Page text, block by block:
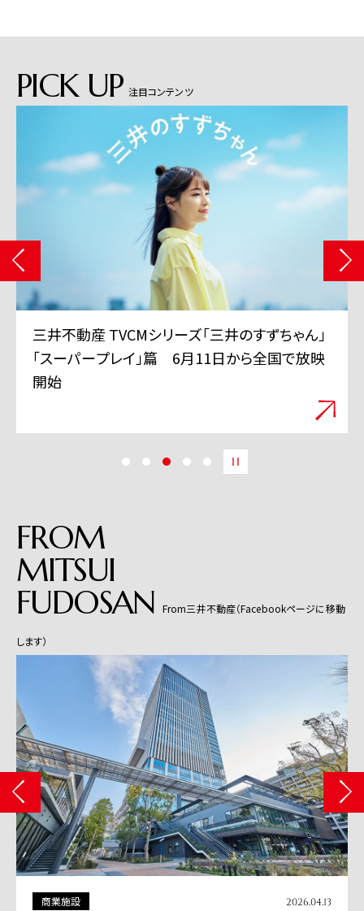
PICK UP 注目コンテンツ
三井不動産 TVCMシリーズ「三井のすずちゃん」
「スーパープレイ」篇 6月11日から全国で放映
開始
FROM
MITSUI
FUDOSAN From三井不動産（Facebookページに移動
します）
商業施設 2026.04.13